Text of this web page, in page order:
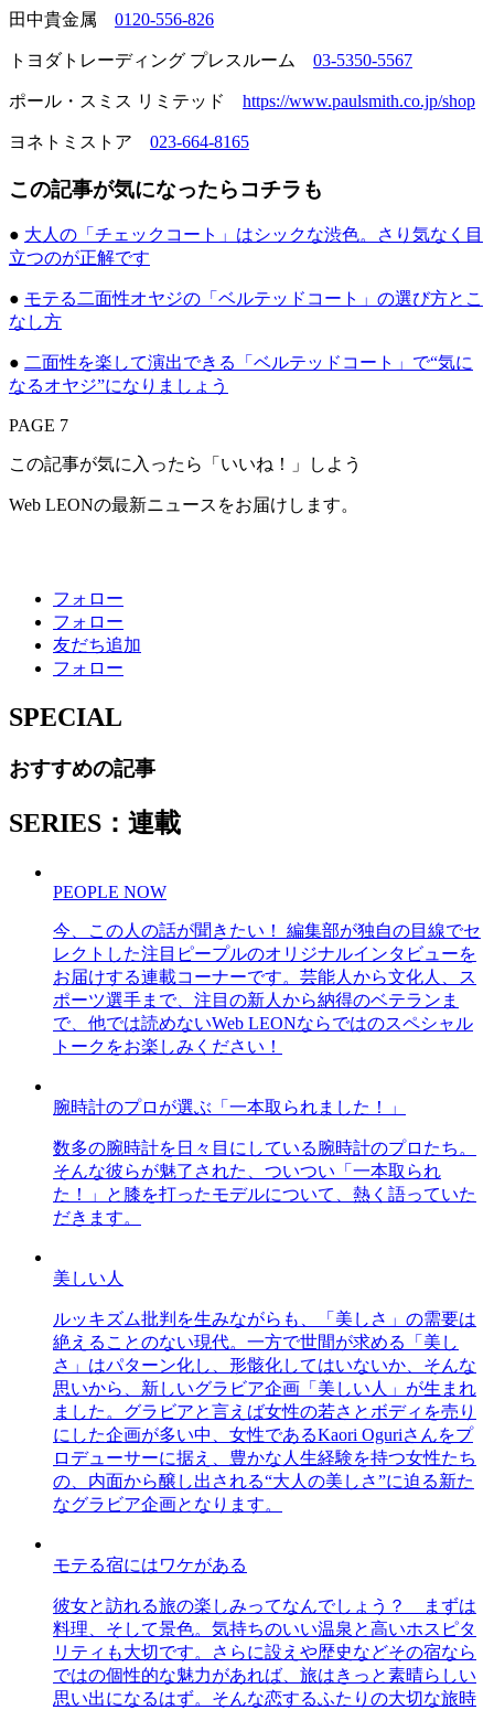
田中貴金属 0120-556-826
トヨダトレーディング プレスルーム 03-5350-5567
ポール・スミス リミテッド https://www.paulsmith.co.jp/shop
ヨネトミストア 023-664-8165
この記事が気になったらコチラも
● 大人の「チェックコート」はシックな渋色。さり気なく目
立つのが正解です
● モテる二面性オヤジの「ベルテッドコート」の選び方とこ
なし方
● 二面性を楽して演出できる「ベルテッドコート」で“気に
なるオヤジ”になりましょう
PAGE 7
この記事が気に入ったら「いいね！」しよう
Web LEONの最新ニュースをお届けします。
フォロー
フォロー
友だち追加
フォロー
SPECIAL
おすすめの記事
SERIES：連載
PEOPLE NOW
今、この人の話が聞きたい！ 編集部が独自の目線でセ
レクトした注目ピープルのオリジナルインタビューを
お届けする連載コーナーです。芸能人から文化人、ス
ポーツ選手まで、注目の新人から納得のベテランま
で、他では読めないWeb LEONならではのスペシャル
トークをお楽しみください！
腕時計のプロが選ぶ「一本取られました！」
数多の腕時計を日々目にしている腕時計のプロたち。
そんな彼らが魅了された、ついつい「一本取られ
た！」と膝を打ったモデルについて、熱く語っていた
だきます。
美しい人
ルッキズム批判を生みながらも、「美しさ」の需要は
絶えることのない現代。一方で世間が求める「美し
さ」はパターン化し、形骸化してはいないか、そんな
思いから、新しいグラビア企画「美しい人」が生まれ
ました。グラビアと言えば女性の若さとボディを売り
にした企画が多い中、女性であるKaori Oguriさんをプ
ロデューサーに据え、豊かな人生経験を持つ女性たち
の、内面から醸し出される“大人の美しさ”に迫る新た
なグラビア企画となります。
モテる宿にはワケがある
彼女と訪れる旅の楽しみってなんでしょう？ まずは
料理、そして景色。気持ちのいい温泉と高いホスピタ
リティも大切です。さらに設えや歴史などその宿なら
ではの個性的な魅力があれば、旅はきっと素晴らしい
思い出になるはず。そんな恋するふたりの大切な旅時